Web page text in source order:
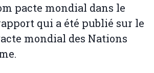
pacte mondial dans le
qui a été publié sur le
mondial des Nations